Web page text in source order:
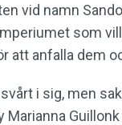
vid namn
som
att anfalla dem
i sig, men
Marianna